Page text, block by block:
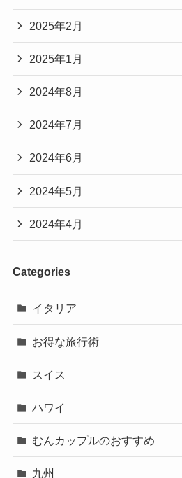
2025年2月
2025年1月
2024年8月
2024年7月
2024年6月
2024年5月
2024年4月
Categories
イタリア
お得な旅行術
スイス
ハワイ
むんカップルのおすすめ
九州